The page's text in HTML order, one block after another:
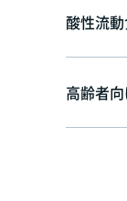
酸性流動
高齢者向